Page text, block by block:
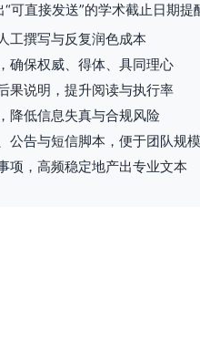
直接发送”的学术截止日期提
工撰写与反复润色成本
确保权威、得体、具同理心
果说明，提升阅读与执行率
降低信息失真与合规风险
公告与短信脚本，便于团队规
项，高频稳定地产出专业文本